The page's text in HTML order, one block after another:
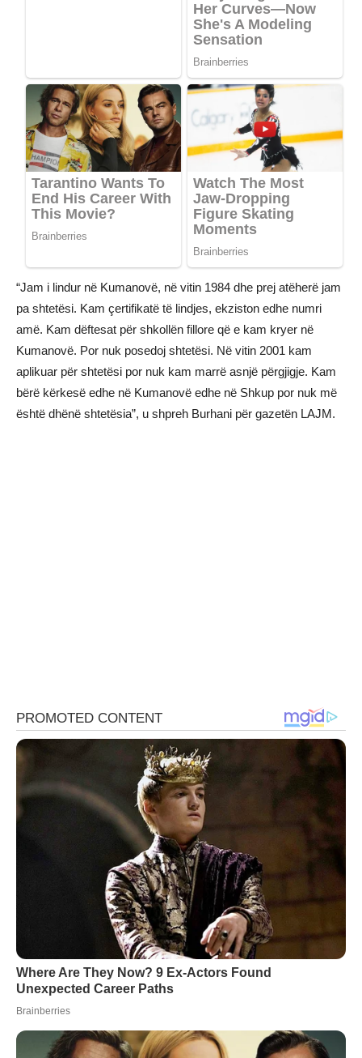
“Jam i lindur në Kumanovë, në vitin 1984 dhe prej atëherë jam
pa shtetësi. Kam çertifikatë të lindjes, ekziston edhe numri
amë. Kam dëftesat për shkollën fillore që e kam kryer në
Kumanovë. Por nuk posedoj shtetësi. Në vitin 2001 kam
aplikuar për shtetësi por nuk kam marrë asnjë përgjigje. Kam
bërë kërkesë edhe në Kumanovë edhe në Shkup por nuk më
është dhënë shtetësia”, u shpreh Burhani për gazetën LAJM.